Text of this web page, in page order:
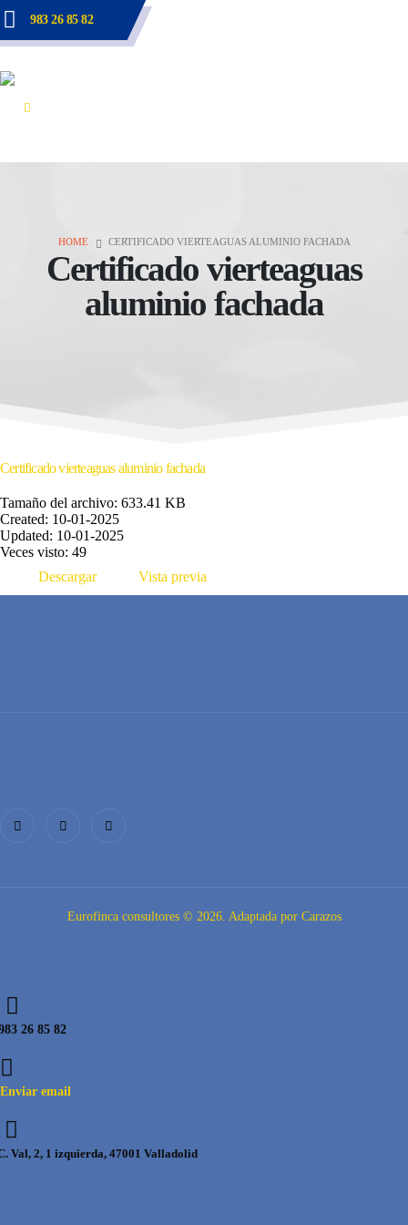
983 26 85 82
HOME CERTIFICADO VIERTEAGUAS ALUMINIO FACHADA
Certificado vierteaguas
aluminio fachada
Certificado vierteaguas aluminio fachada
Tamaño del archivo: 633.41 KB
Created: 10-01-2025
Updated: 10-01-2025
Veces visto: 49
Descargar
Vista previa
Eurofinca consultores © 2026. Adaptada por Carazos
26 85 82
Enviar email
Val, 2, 1 izquierda, 47001 Valladolid